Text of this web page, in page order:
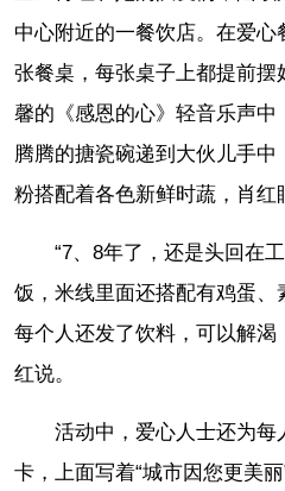
中心附近的一餐饮店。在爱
张餐桌，每张桌子上都提前摆
馨的《感恩的心》轻音乐声
腾腾的搪瓷碗递到大伙儿手
粉搭配着各色新鲜时蔬，肖红
“7、8年了，还是头回在
饭，米线里面还搭配有鸡蛋、
每个人还发了饮料，可以解渴
红说。
活动中，爱心人士还为每
卡，上面写着“城市因您更美